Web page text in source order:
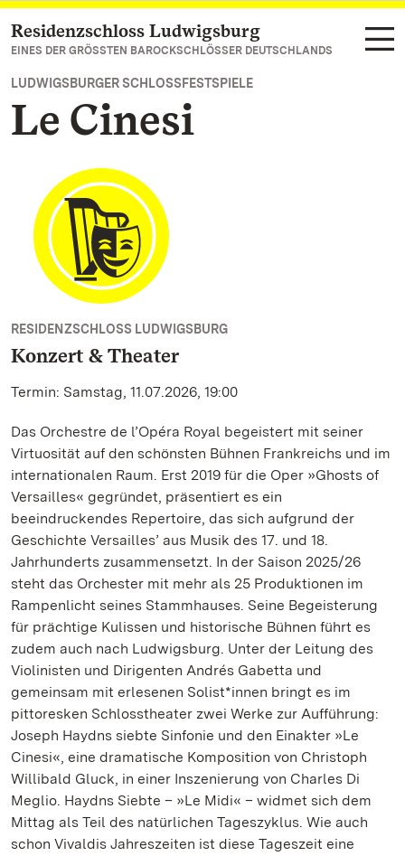
Zum Hauptinhalt springen
Residenzschloss Ludwigsburg
EINES DER GRÖSSTEN BAROCKSCHLÖSSER DEUTSCHLANDS
LUDWIGSBURGER SCHLOSSFESTSPIELE
Le Cinesi
RESIDENZSCHLOSS LUDWIGSBURG
Konzert & Theater
Termin: Samstag, 11.07.2026, 19:00
Das Orchestre de l’Opéra Royal begeistert mit seiner
Virtuosität auf den schönsten Bühnen Frankreichs und im
internationalen Raum. Erst 2019 für die Oper »Ghosts of
Versailles« gegründet, präsentiert es ein
beeindruckendes Repertoire, das sich aufgrund der
Geschichte Versailles’ aus Musik des 17. und 18.
Jahrhunderts zusammensetzt. In der Saison 2025/26
steht das Orchester mit mehr als 25 Produktionen im
Rampenlicht seines Stammhauses. Seine Begeisterung
für prächtige Kulissen und historische Bühnen führt es
zudem auch nach Ludwigsburg. Unter der Leitung des
Violinisten und Dirigenten Andrés Gabetta und
gemeinsam mit erlesenen Solist*innen bringt es im
pittoresken Schlosstheater zwei Werke zur Aufführung:
Joseph Haydns siebte Sinfonie und den Einakter »Le
Cinesi«, eine dramatische Komposition von Christoph
Willibald Gluck, in einer Inszenierung von Charles Di
Meglio. Haydns Siebte – »Le Midi« – widmet sich dem
Mittag als Teil des natürlichen Tageszyklus. Wie auch
schon Vivaldis Jahreszeiten ist diese Tageszeit eine